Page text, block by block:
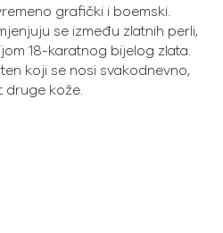
grafički i boemski.
se između zlatnih perli,
18-karatnog bijelog zlata.
koji se nosi svakodnevno,
druge kože.